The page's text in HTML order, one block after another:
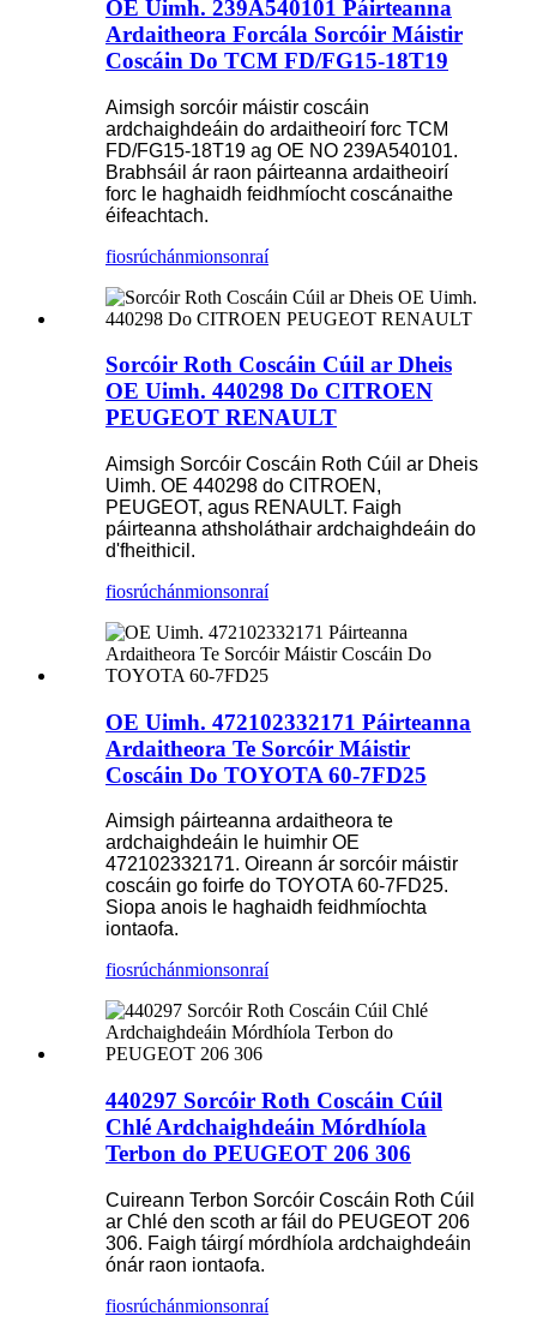
OE Uimh. 239A540101 Páirteanna
Ardaitheora Forcála Sorcóir Máistir
Coscáin Do TCM FD/FG15-18T19
Aimsigh sorcóir máistir coscáin
ardchaighdeáin do ardaitheoirí forc TCM
FD/FG15-18T19 ag OE NO 239A540101.
Brabhsáil ár raon páirteanna ardaitheoirí
forc le haghaidh feidhmíocht coscánaithe
éifeachtach.
fiosrúchánmionsonraí
Sorcóir Roth Coscáin Cúil ar Dheis
OE Uimh. 440298 Do CITROEN
PEUGEOT RENAULT
Aimsigh Sorcóir Coscáin Roth Cúil ar Dheis
Uimh. OE 440298 do CITROEN,
PEUGEOT, agus RENAULT. Faigh
páirteanna athsholáthair ardchaighdeáin do
d'fheithicil.
fiosrúchánmionsonraí
OE Uimh. 472102332171 Páirteanna
Ardaitheora Te Sorcóir Máistir
Coscáin Do TOYOTA 60-7FD25
Aimsigh páirteanna ardaitheora te
ardchaighdeáin le huimhir OE
472102332171. Oireann ár sorcóir máistir
coscáin go foirfe do TOYOTA 60-7FD25.
Siopa anois le haghaidh feidhmíochta
iontaofa.
fiosrúchánmionsonraí
440297 Sorcóir Roth Coscáin Cúil
Chlé Ardchaighdeáin Mórdhíola
Terbon do PEUGEOT 206 306
Cuireann Terbon Sorcóir Coscáin Roth Cúil
ar Chlé den scoth ar fáil do PEUGEOT 206
306. Faigh táirgí mórdhíola ardchaighdeáin
ónár raon iontaofa.
fiosrúchánmionsonraí